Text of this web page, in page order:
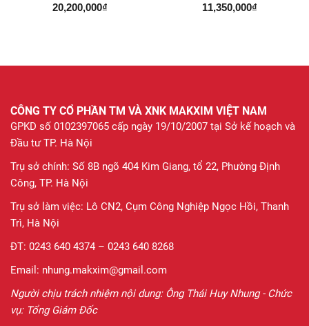
8.0
20,200,000₫
ĐỂ GẦM KJ-PROTEK
11,350,000₫
CÔNG TY CỔ PHẦN TM VÀ XNK MAKXIM VIỆT NAM
GPKD số 0102397065 cấp ngày 19/10/2007 tại Sở kế hoạch và
Đầu tư TP. Hà Nội
Trụ sở chính: Số 8B ngõ 404 Kim Giang, tổ 22, Phường Định
Công, TP. Hà Nội
Trụ sở làm việc: Lô CN2, Cụm Công Nghiệp Ngọc Hồi, Thanh
Trì, Hà Nội
ĐT: 0243 640 4374 – 0243 640 8268
Email: nhung.makxim@gmail.com
Người chịu trách nhiệm nội dung: Ông Thái Huy Nhung - Chức
vụ: Tổng Giám Đốc